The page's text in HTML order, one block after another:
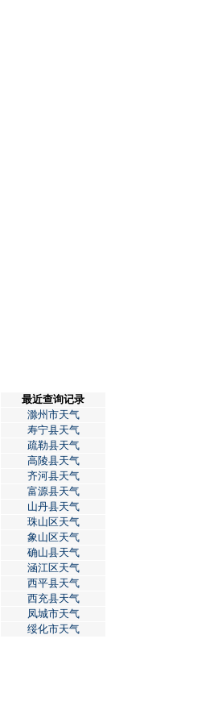
最近查询记录
滁州市天气
寿宁县天气
疏勒县天气
高陵县天气
齐河县天气
富源县天气
山丹县天气
珠山区天气
象山区天气
确山县天气
涵江区天气
西平县天气
西充县天气
凤城市天气
绥化市天气